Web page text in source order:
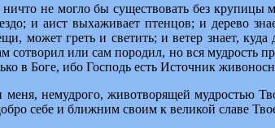
не могло бы существовать без крупицы
и аист выхаживает птенцов; и дерево
может греть и светить; и ветер знает,
сотворил или сам породил, но вся мудрость
в Боге, ибо Господь есть Источник
немудрого, животворящей мудростью
себе и ближним своим к великой славе